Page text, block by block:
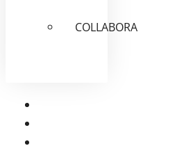
COLLABORA